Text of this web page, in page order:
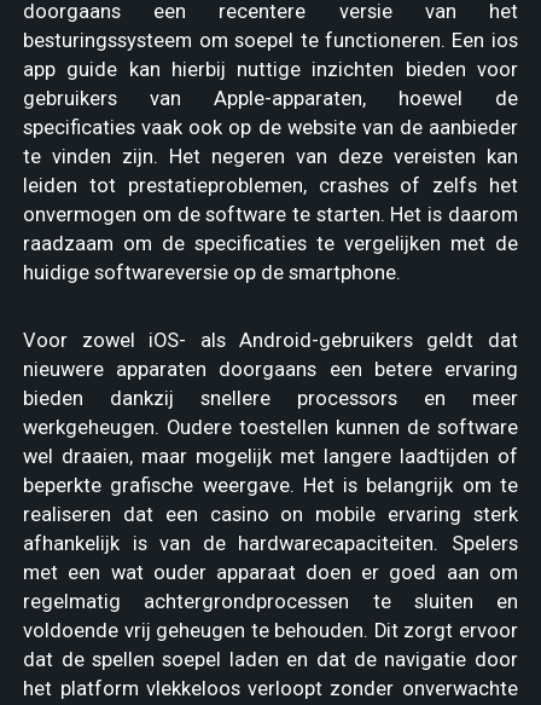
doorgaans een recentere versie van het
besturingssysteem om soepel te functioneren. Een ios
app guide kan hierbij nuttige inzichten bieden voor
gebruikers van Apple-apparaten, hoewel de
specificaties vaak ook op de website van de aanbieder
te vinden zijn. Het negeren van deze vereisten kan
leiden tot prestatieproblemen, crashes of zelfs het
onvermogen om de software te starten. Het is daarom
raadzaam om de specificaties te vergelijken met de
huidige softwareversie op de smartphone.
Voor zowel iOS- als Android-gebruikers geldt dat
nieuwere apparaten doorgaans een betere ervaring
bieden dankzij snellere processors en meer
werkgeheugen. Oudere toestellen kunnen de software
wel draaien, maar mogelijk met langere laadtijden of
beperkte grafische weergave. Het is belangrijk om te
realiseren dat een casino on mobile ervaring sterk
afhankelijk is van de hardwarecapaciteiten. Spelers
met een wat ouder apparaat doen er goed aan om
regelmatig achtergrondprocessen te sluiten en
voldoende vrij geheugen te behouden. Dit zorgt ervoor
dat de spellen soepel laden en dat de navigatie door
het platform vlekkeloos verloopt zonder onverwachte